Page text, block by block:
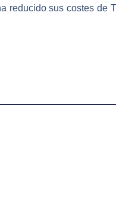
reducido sus costes de